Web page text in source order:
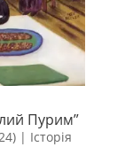
Пурим”
| Історія